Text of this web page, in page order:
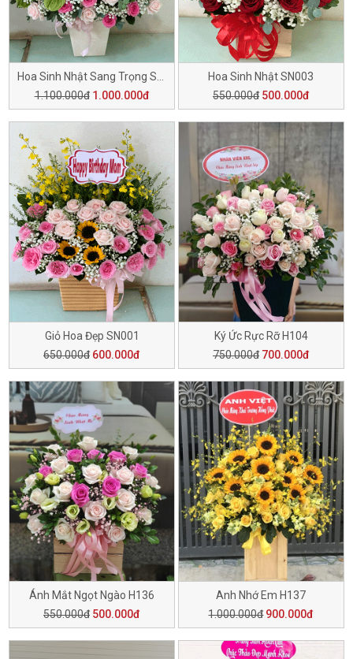
1.100.000đ 1.000.000đ
Hoa Sinh Nhật SN003
550.000đ 500.000đ
Giỏ Hoa Đẹp SN001
650.000đ 600.000đ
Ký Ức Rực Rỡ H104
750.000đ 700.000đ
Ánh Mắt Ngọt Ngào H136
550.000đ 500.000đ
Anh Nhớ Em H137
1.000.000đ 900.000đ